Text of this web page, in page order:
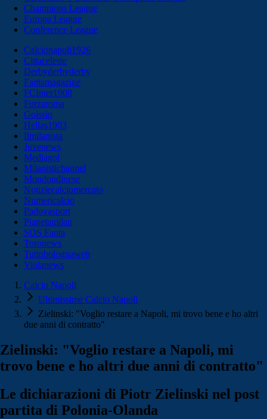
Champions League
Europa League
Conference League
Calcionapoli1926
Cittaceleste
Derbyderbyderby
Fantamagazine
FCInter1908
Forzaroma
Golssip
Hellas1903
Ilmilanista
Juvenews
Mediagol
Milanistichannel
Mondoudinese
Notiziecalciomercato
Numericalcio
Padovasport
Pianetamilan
SOS Fanta
Toronews
Tuttobolognaweb
Violanews
Calcio Napoli
Ultimissime Calcio Napoli
Zielinski: "Voglio restare a Napoli, mi trovo bene e ho altri
due anni di contratto"
Zielinski: "Voglio restare a Napoli, mi
trovo bene e ho altri due anni di contratto"
Le dichiarazioni di Piotr Zielinski nel post
partita di Polonia-Olanda